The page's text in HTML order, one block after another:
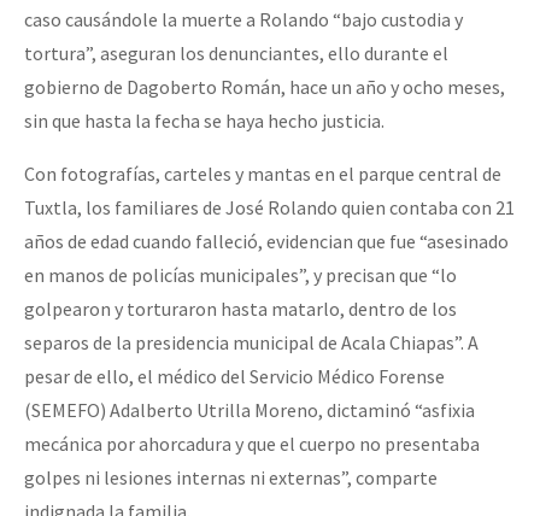
caso causándole la muerte a Rolando “bajo custodia y
tortura”, aseguran los denunciantes, ello durante el
gobierno de Dagoberto Román, hace un año y ocho meses,
sin que hasta la fecha se haya hecho justicia.
Con fotografías, carteles y mantas en el parque central de
Tuxtla, los familiares de José Rolando quien contaba con 21
años de edad cuando falleció, evidencian que fue “asesinado
en manos de policías municipales”, y precisan que “lo
golpearon y torturaron hasta matarlo, dentro de los
separos de la presidencia municipal de Acala Chiapas”. A
pesar de ello, el médico del Servicio Médico Forense
(SEMEFO) Adalberto Utrilla Moreno, dictaminó “asfixia
mecánica por ahorcadura y que el cuerpo no presentaba
golpes ni lesiones internas ni externas”, comparte